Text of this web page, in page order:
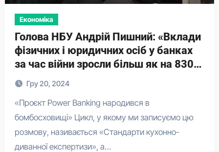
Економіка
Голова НБУ Андрій Пишний: «Вклади
фізичних і юридичних осіб у банках
за час війни зросли більш як на 830
млрд грн»
Гру 20, 2024
«Проєкт Power Banking народився в
бомбосховищі» Цикл, у якому ми записуємо цю
розмову, називається «Стандарти кухонно-
диванної експертизи», а…